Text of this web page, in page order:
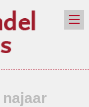
nieuwsbrief